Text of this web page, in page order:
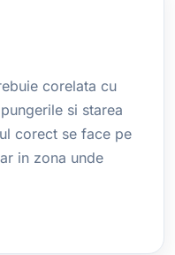
corelata cu
si starea
corect se face pe
in zona unde